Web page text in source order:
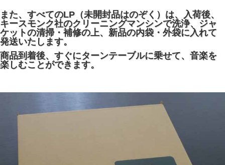
また、すべてのLP（未開封品はのぞく）は、入荷後、
キースモンク社のクリーニングマンシンで洗浄、ジャ
ケットの清掃・補修の上、新品の内袋・外袋に入れて
発送いたします。
商品到着後、すぐにターンテーブルに乗せて、音楽を
楽しむことができます。